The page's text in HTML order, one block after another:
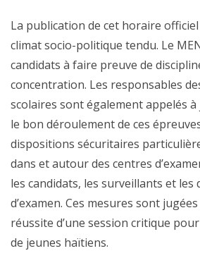
La publication de cet horaire
climat socio-politique tendu. Le
candidats à faire preuve de
concentration. Les responsables
scolaires sont également appelés
le bon déroulement de ces
dispositions sécuritaires
dans et autour des centres
les candidats, les surveillants et les
d’examen. Ces mesures sont
réussite d’une session critique
de jeunes haïtiens.